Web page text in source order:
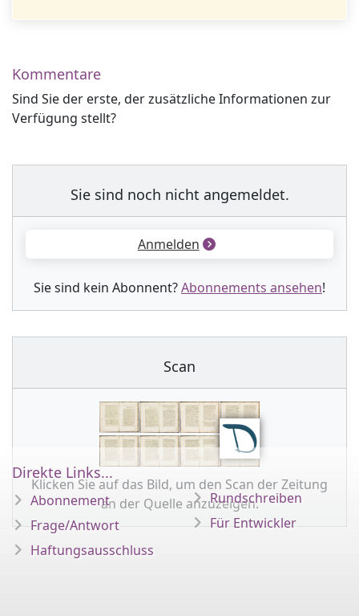
Kommentare
Sind Sie der erste, der zusätzliche Informationen zur
Verfügung stellt?
Sie sind noch nicht angemeldet.
Anmelden
Sie sind kein Abonnent?Abonnements ansehen!
Scan
Klicken Sie auf das Bild, um den Scan der Zeitung
an der Quelle anzuzeigen.
Direkte Links...
Abonnement
Frage/Antwort
Haftungsausschluss
Rundschreiben
Für Entwickler